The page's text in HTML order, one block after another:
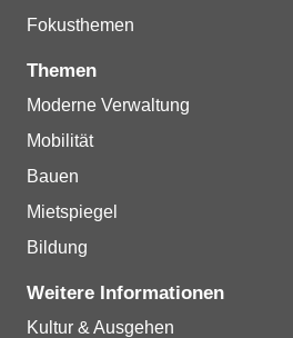
Fokusthemen
Themen
Moderne Verwaltung
Mobilität
Bauen
Mietspiegel
Bildung
Weitere Informationen
Kultur & Ausgehen